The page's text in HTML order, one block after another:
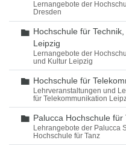
Lernangebote der
Dresden
Ordner
Hochschule für
Leipzig
Lernangebote der
und Kultur Leipzig
Ordner
Hochschule für
Lehrveranstaltungen und
für Telekommunikation
Ordner
Palucca Hochschule für
Lehrangebote der Palucca
Hochschule für Tanz